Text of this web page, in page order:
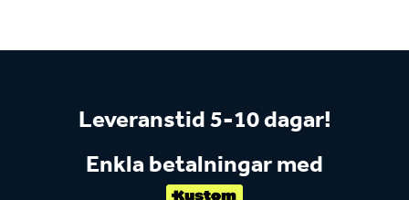
Leveranstid 5-10 dagar!
Enkla betalningar med